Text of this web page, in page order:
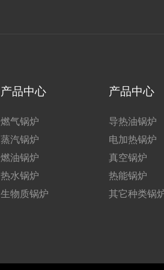
产品中心
燃气锅炉
蒸汽锅炉
燃油锅炉
热水锅炉
生物质锅炉
产品中心
导热油锅炉
电加热锅炉
真空锅炉
热能锅炉
其它种类锅